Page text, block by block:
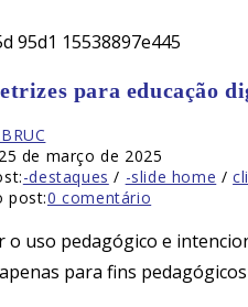
para educação
25 de março de 2025
-destaques / -slide home /
post:0 comentário
uso pedagógico e
para fins pedagógicos